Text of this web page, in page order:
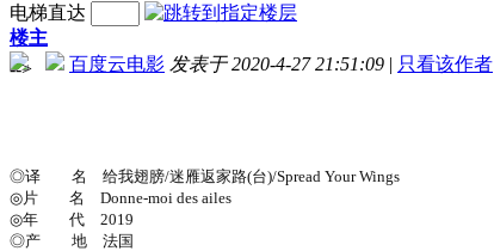
电梯直达
楼主
百度云电影 发表于 2020-4-27 21:51:09 | 只看该作者
-->
◎译 名 给我翅膀/迷雁返家路(台)/Spread Your Wings
◎片 名 Donne-moi des ailes
◎年 代 2019
◎产 地 法国